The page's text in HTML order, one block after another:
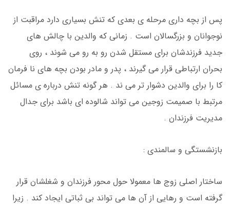
پس از بچه داری مرحله ی بعدی که تنش بسیاری دارد مراقبت از
نوجوانان و بزرگسالان است . زمانی که والدین با چالش های
جدید فرزندشان برای مستقل شدن رو به رو می شوند ، روی
بحران ارتباطی قرار می گیرند ، پدر و مادر بودن بچه های نا فرمان
کا را برای والدین دشوار تر می ند . هر گونه تنش درباره ی مسائل
مرتبط با صمیمت زوجین می تواند شالوده ای باشد برای جدال
مدیریت فرزندان .
بازنشستگی و سالمندی :
ساختار اصلی زوج ها معمولا حول محور فرزندان و شغلشان قرار
گرفته است و رهایی از آن ها می تواند بی ثباتی ایجاد کند . زیرا